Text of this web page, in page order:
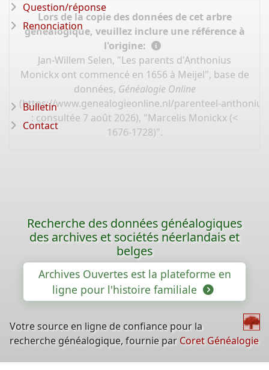
Lors de la copie des données de cet arbre
généalogique, veuillez inclure une référence à
l'origine:
Jan-Willem Selen, "Les parents d'Anthonius
Monickx ont commencé en 1656 à Meijel", base de
données, Généalogie Online
(https://www.genealogieonline.nl/parenteel-
: consultée 7 août 2026), "Marcelis Monickx (<
1676-1728)".
Question/réponse
Renonciation
Bulletin
Contact
Recherche des données généalogiques
des archives et sociétés néerlandais et
belges
Archives Ouvertes est la plateforme en
ligne pour l'histoire familiale
Votre source en ligne de confiance pour la
recherche généalogique, fournie par Coret Généalogie